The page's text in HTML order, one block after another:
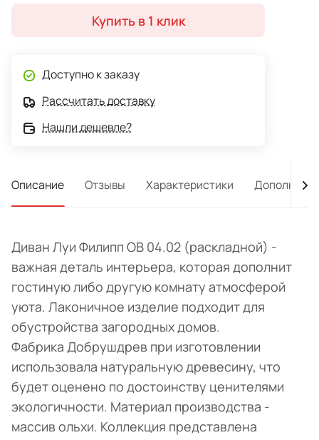
Купить в 1 клик
Доступно к заказу
Рассчитать доставку
Нашли дешевле?
Описание Отзывы Характеристики
Диван Луи Филипп ОВ 04.02 (раскладной) -
важная деталь интерьера, которая дополнит
гостиную либо другую комнату атмосферой
уюта. Лаконичное изделие подходит для
обустройства загородных домов.
Фабрика Добрушдрев при изготовлении
использовала натуральную древесину, что
будет оценено по достоинству ценителями
экологичности. Материал производства -
массив ольхи. Коллекция представлена